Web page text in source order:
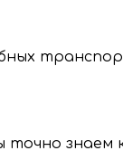
точно знаем